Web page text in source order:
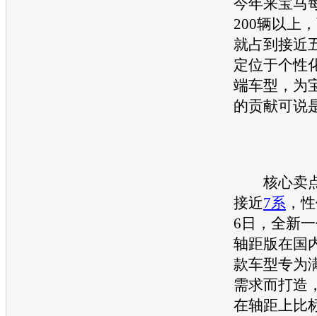
200辆以上
就占到接近
定位于个性
端车型，为
的贡献可说
核心卖点
接近7系 ，
6日，全新
轴距版在国
款车型专为
需求而打造
在轴距上比